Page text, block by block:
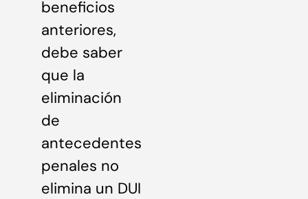
beneficios
anteriores,
debe saber
que la
eliminación
de
antecedentes
penales no
elimina un DUI